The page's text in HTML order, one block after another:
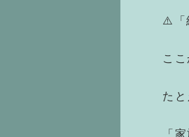
⚠️「
こ
たと
「